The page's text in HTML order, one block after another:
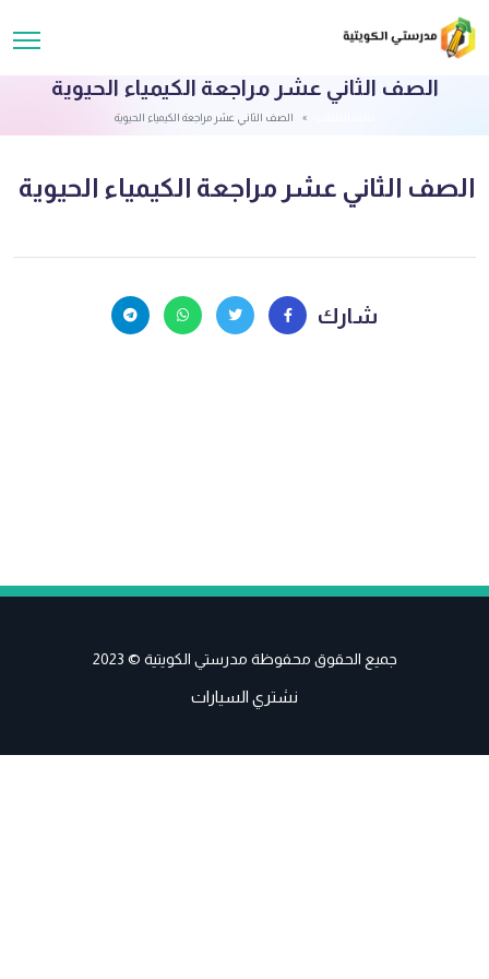
الصف الثاني عشر مراجعة الكيمياء الحيوية
الصف الثاني عشر مراجعة الكيمياء الحيوية
الصف الثاني عشر مراجعة الكيمياء الحيوية
شارك
جميع الحقوق محفوظة مدرستي الكويتية © 2023
نشتري السيارات